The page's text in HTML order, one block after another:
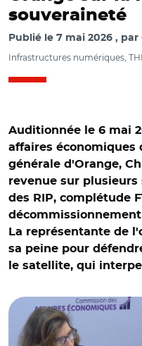
souveraineté
Publié le 7 mai 2026 par
Infrastructures numériques,
Auditionnée le 6 mai
affaires économiques
générale d'Orange,
revenue sur
des RIP, complétude
La représentante de
sa peine pour
le satellite, qui
© Capture vidéo Sénat/